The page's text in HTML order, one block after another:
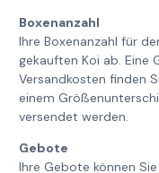
Boxenanzahl
Ihre Boxenanzahl für
gekauften Koi ab. Eine
Versandkosten finden
einem
versendet werden.
Gebote
Ihre Gebote können